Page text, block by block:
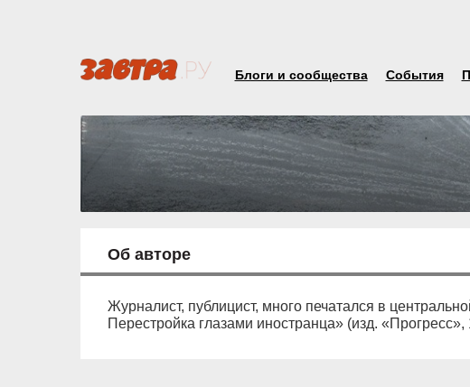
Блоги и сообщества События
Об авторе
Журналист, публицист, много печатался в
Перестройка глазами иностранца» (изд.